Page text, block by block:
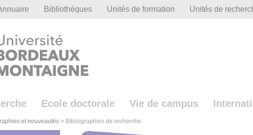
Bibliothèques Unités de formation Unités de
Ecole doctorale Vie de campus
et nouveautés > Bibliographies de recherche